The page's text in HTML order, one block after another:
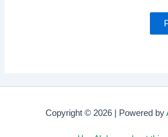
Copyright © 2026 | Powered by